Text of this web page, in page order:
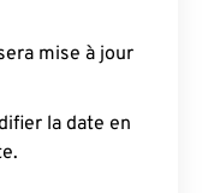
mise à jour
la date en